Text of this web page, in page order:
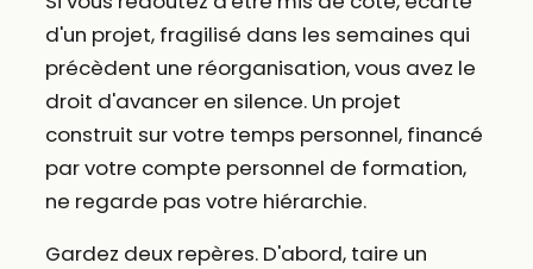
d'un projet, fragilisé dans les semaines qui
précèdent une réorganisation, vous avez le
droit d'avancer en silence. Un projet
construit sur votre temps personnel, financé
par votre compte personnel de formation,
ne regarde pas votre hiérarchie.
Gardez deux repères. D'abord, taire un